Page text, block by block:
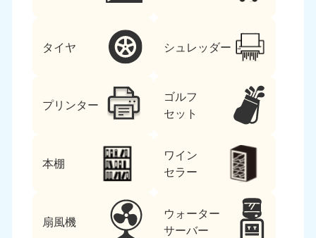
タイヤ シュレッダー
プリンター
ゴルフ
セット
本棚
ワイン
セラー
扇風機
ウォーター
サーバー